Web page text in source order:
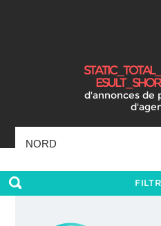
STAT
I
C_TOTA
L
ESUL
T_SHO
d'annonces de